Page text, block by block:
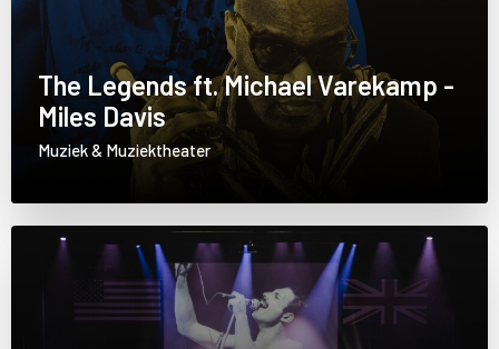
The Legends ft. Michael Varekamp -
Miles Davis
Muziek & Muziektheater